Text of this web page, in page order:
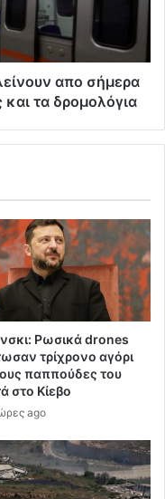
απο σήμερα
τα δρομολόγια
Ρωσικά drones
τρίχρονο αγόρι
παππούδες του
στο Κίεβο
ago